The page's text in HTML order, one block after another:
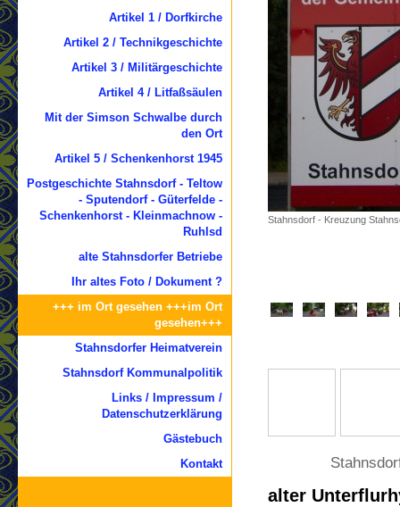
Stahnsdorf - Kreuzung
alter
Artikel 1 / Dorfkirche
Artikel 2 / Technikgeschichte
Artikel 3 / Militärgeschichte
Artikel 4 / Litfaßsäulen
Mit der Simson Schwalbe durch
den Ort
Artikel 5 / Schenkenhorst 1945
Postgeschichte Stahnsdorf - Teltow
- Sputendorf - Güterfelde -
Schenkenhorst - Kleinmachnow -
Ruhlsd
alte Stahnsdorfer Betriebe
Ihr altes Foto / Dokument ?
+++ im Ort gesehen +++im Ort
gesehen+++
Stahnsdorfer Heimatverein
Stahnsdorf Kommunalpolitik
Links / Impressum /
Datenschutzerklärung
Gästebuch
Kontakt